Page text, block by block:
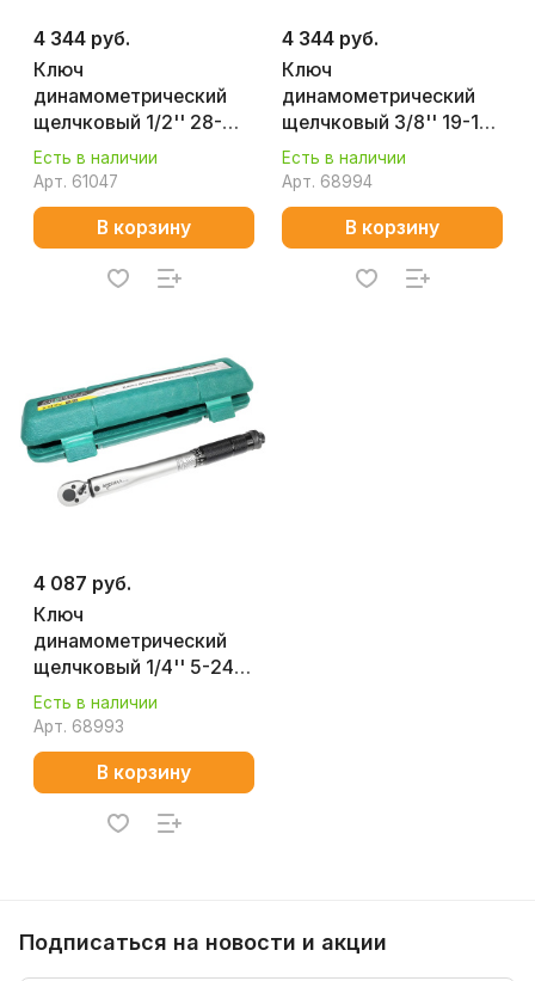
4 344 руб.
Ключ
динамометрический
щелчковый 1/2'' 28-
210 Нм Арсенал
8144820
Есть в наличии
Арт. 61047
В корзину
4 344 руб.
Ключ
динамометрический
щелчковый 3/8'' 19-110
Нм Арсенал 8144810
Есть в наличии
Арт. 68994
В корзину
4 087 руб.
Ключ
динамометрический
щелчковый 1/4'' 5-24
Нм Арсенал 8144800
Есть в наличии
Арт. 68993
В корзину
Подписаться на новости и акции